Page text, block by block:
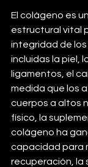
El colágeno es
estructural vital
integridad de
incluidas la piel,
ligamentos, el
medida que los
cuerpos a altos
físico, la
colágeno ha
capacidad para
recuperación, la